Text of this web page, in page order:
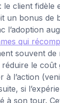
client fidèle
un bonus de
l’adoption
qui
souvent de
le coût
à l’action
si
à son tour.